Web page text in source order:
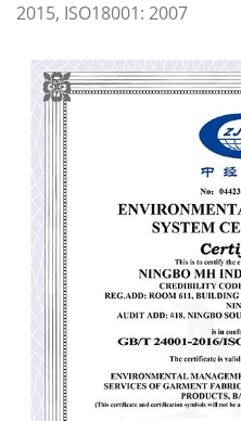
2015, ISO18001: 2007